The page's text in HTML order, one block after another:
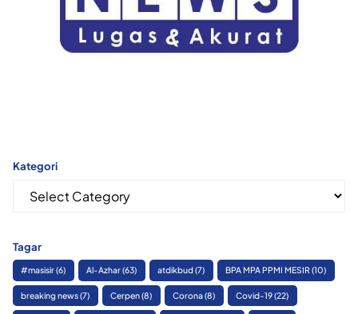
Kategori
Kategori
Tagar
#masisir(6) Al-Azhar(63) atdikbud(7) BPA MPA PPMI MESIR(10)
breaking news(7) Cerpen(8) Corona(8) Covid-19(22)